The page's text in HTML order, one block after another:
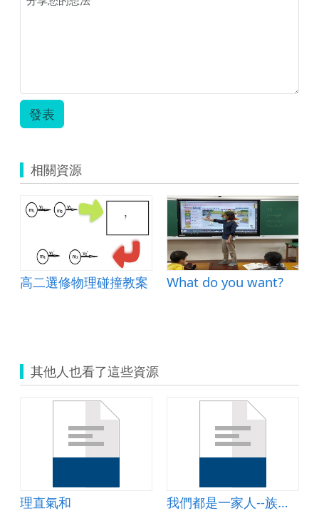
人）
發表
相關資源
高二選修物理碰撞教案 What do you want?
其他人也看了這些資源
理直氣和 我們都是一家人--族群幸福大不同